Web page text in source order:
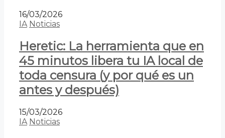
16/03/2026
IA Noticias
Heretic: La herramienta que en
45 minutos libera tu IA local de
toda censura (y por qué es un
antes y después)
15/03/2026
IA Noticias